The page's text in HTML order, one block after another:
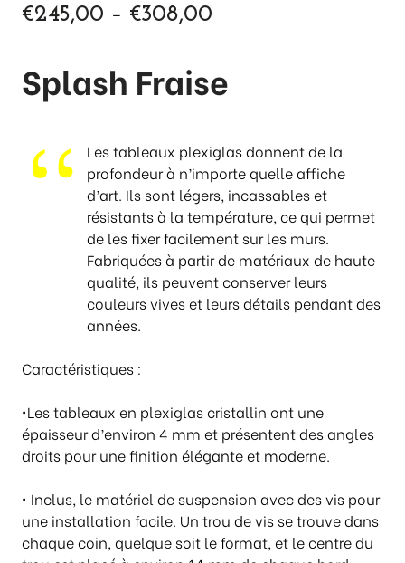
€245,00 – €308,00
g
e
p
r
i
x
:
€
2
0
à
€
0
8
,
Splash Fraise
Les tableaux plexiglas donnent de la
profondeur à n’importe quelle affiche
d’art. Ils sont légers, incassables et
résistants à la température, ce qui permet
de les fixer facilement sur les murs.
Fabriquées à partir de matériaux de haute
qualité, ils peuvent conserver leurs
couleurs vives et leurs détails pendant des
années.
Caractéristiques :
•Les tableaux en plexiglas cristallin ont une
épaisseur d’environ 4 mm et présentent des angles
droits pour une finition élégante et moderne.
• Inclus, le matériel de suspension avec des vis pour
une installation facile. Un trou de vis se trouve dans
chaque coin, quelque soit le format, et le centre du